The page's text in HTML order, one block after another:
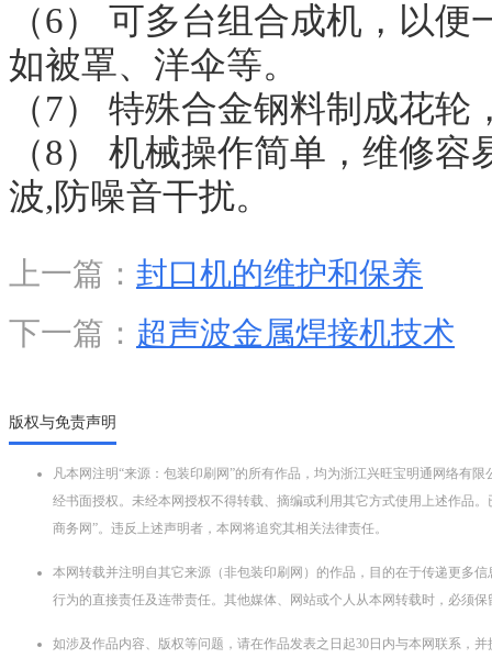
（6） 可多台组合成机，以
如被罩、洋伞等。
（7） 特殊合金钢料制成花
（8） 机械操作简单，维修
波,防噪音干扰。
上一篇： 封口机的维护和保养
下一篇： 超声波金属焊接机技术
版权与免责声明
凡本网注明“来源：包装印刷网”的所有作品，均为浙江兴旺宝明通网络有
经书面授权。未经本网授权不得转载、摘编或利用其它方式使用上述作品
商务网”。违反上述声明者，本网将追究其相关法律责任。
本网转载并注明自其它来源（非包装印刷网）的作品，目的在于传递更多
行为的直接责任及连带责任。其他媒体、网站或个人从本网转载时，必须
如涉及作品内容、版权等问题，请在作品发表之日起30日内与本网联系，